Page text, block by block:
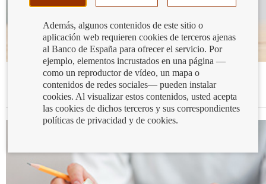
La tasación no solo es un mero trámite
12/03/2024Hipotecas -
blog
/webcb/Blog/Hipotecas
Además, algunos contenidos de este sitio o
aplicación web requieren cookies de terceros ajenas
al Banco de España para ofrecer el servicio. Por
ejemplo, elementos incrustados en una página —
como un reproductor de vídeo, un mapa o
contenidos de redes sociales— pueden instalar
cookies. Al visualizar estos contenidos, usted acepta
las cookies de dichos terceros y sus correspondientes
políticas de privacidad y de cookies.